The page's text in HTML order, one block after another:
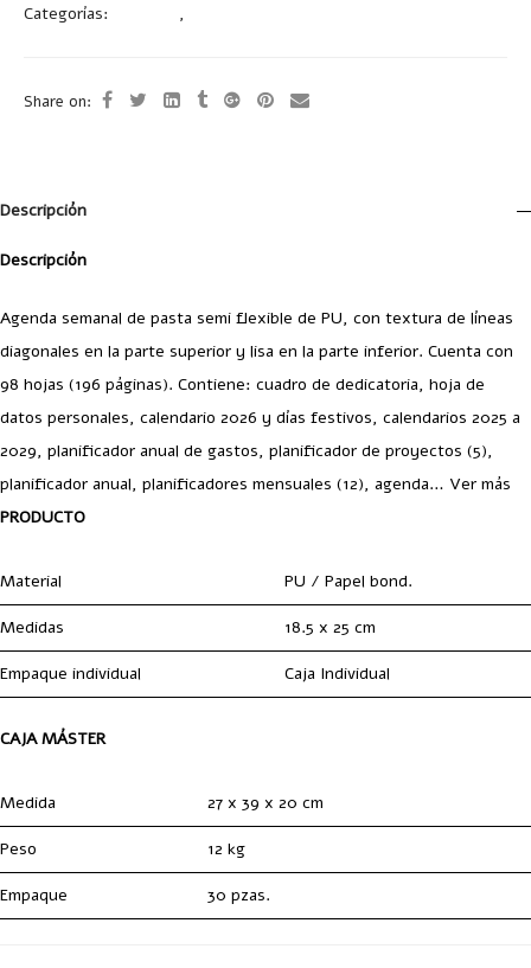
Categorías: ,
Share on:
Descripción
Descripción
Agenda semanal de pasta semi flexible de PU, con textura de líneas
diagonales en la parte superior y lisa en la parte inferior. Cuenta con
98 hojas (196 páginas). Contiene: cuadro de dedicatoria, hoja de
datos personales, calendario 2026 y días festivos, calendarios 2025 a
2029, planificador anual de gastos, planificador de proyectos (5),
planificador anual, planificadores mensuales (12), agenda… Ver más
PRODUCTO
Material PU / Papel bond.
Medidas 18.5 x 25 cm
Empaque individual Caja Individual
CAJA MÁSTER
Medida 27 x 39 x 20 cm
Peso 12 kg
Empaque 30 pzas.